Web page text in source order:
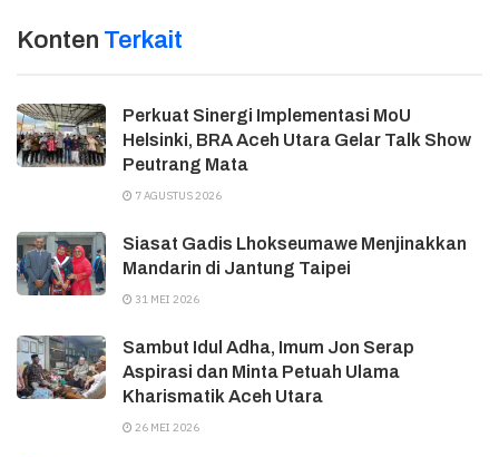
Konten Terkait
Perkuat Sinergi Implementasi MoU
Helsinki, BRA Aceh Utara Gelar Talk Show
Peutrang Mata
7 AGUSTUS 2026
Siasat Gadis Lhokseumawe Menjinakkan
Mandarin di Jantung Taipei
31 MEI 2026
Sambut Idul Adha, Imum Jon Serap
Aspirasi dan Minta Petuah Ulama
Kharismatik Aceh Utara
26 MEI 2026